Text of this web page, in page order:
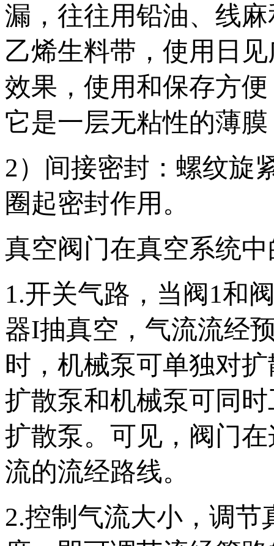
漏，往往用铅油、线
乙烯生料带，使用日
效果，使用和保存方
它是一层无粘性的薄
2）间接密封：螺纹旋
圈起密封作用。
真空阀门在真空系统
1.开关气路，当阀1和
器I抽真空，气流流经
时，机械泵可单独对
扩散泵和机械泵可同
扩散泵。可见，阀门
流的流经路线。
2.控制气流大小，调节